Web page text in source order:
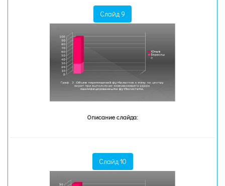
Слайд 9
Описание слайда:
Слайд 10